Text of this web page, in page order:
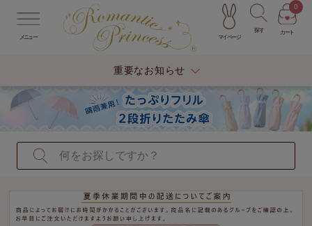
メニュー マイページ
探す カート
0
重要なお知らせ